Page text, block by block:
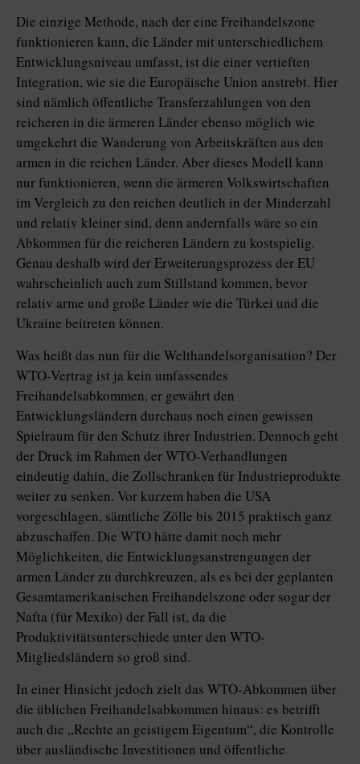
Die einzige Methode, nach der eine Freihandelszone
funktionieren kann, die Länder mit unterschiedlichem
Entwicklungsniveau umfasst, ist die einer vertieften
Integration, wie sie die Europäische Union anstrebt. Hier
sind nämlich öffentliche Transferzahlungen von den
reicheren in die ärmeren Länder ebenso möglich wie
umgekehrt die Wanderung von Arbeitskräften aus den
armen in die reichen Länder. Aber dieses Modell kann
nur funktionieren, wenn die ärmeren Volkswirtschaften
im Vergleich zu den reichen deutlich in der Minderzahl
und relativ kleiner sind, denn andernfalls wäre so ein
Abkommen für die reicheren Ländern zu kostspielig.
Genau deshalb wird der Erweiterungsprozess der EU
wahrscheinlich auch zum Stillstand kommen, bevor
relativ arme und große Länder wie die Türkei und die
Ukraine beitreten können.
Was heißt das nun für die Welthandelsorganisation? Der
WTO-Vertrag ist ja kein umfassendes
Freihandelsabkommen, er gewährt den
Entwicklungsländern durchaus noch einen gewissen
Spielraum für den Schutz ihrer Industrien. Dennoch geht
der Druck im Rahmen der WTO-Verhandlungen
eindeutig dahin, die Zollschranken für Industrieprodukte
weiter zu senken. Vor kurzem haben die USA
vorgeschlagen, sämtliche Zölle bis 2015 praktisch ganz
abzuschaffen. Die WTO hätte damit noch mehr
Möglichkeiten, die Entwicklungsanstrengungen der
armen Länder zu durchkreuzen, als es bei der geplanten
Gesamtamerikanischen Freihandelszone oder sogar der
Nafta (für Mexiko) der Fall ist, da die
Produktivitätsunterschiede unter den WTO-
Mitgliedsländern so groß sind.
In einer Hinsicht jedoch zielt das WTO-Abkommen über
die üblichen Freihandelsabkommen hinaus: es betrifft
auch die „Rechte an geistigem Eigentum“, die Kontrolle
über ausländische Investitionen und öffentliche